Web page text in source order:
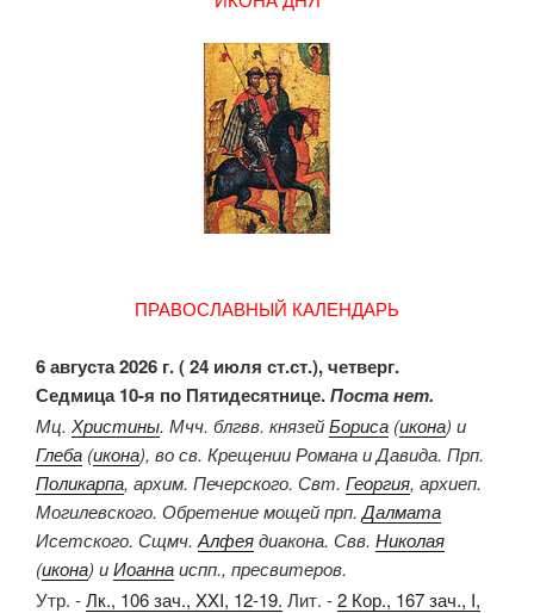
ПРАВОСЛАВНЫЙ КАЛЕНДАРЬ
6 августа 2026 г. ( 24 июля ст.ст.), четверг.
Седмица 10-я по Пятидесятнице.Поста нет.
Мц. Христины. Мчч. блгвв. князейБориса (икона) и
Глеба (икона), во св. Крещении Романа и Давида. Прп.
Поликарпа, архим. Печерского. Свт. Георгия, архиеп.
Могилевского. Обретение мощей прп. Далмата
Исетского. Сщмч. Алфеядиакона. Свв. Николая
(икона) иИоаннаиспп., пресвитеров.
Утр. -Лк., 106 зач., XXI, 12-19. Лит. -2 Кор., 167 зач., I,